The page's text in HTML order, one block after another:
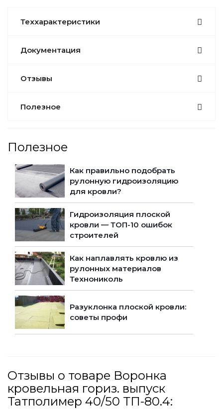
Теххарактеристики
Документация
Отзывы
Полезное
Полезное
Как правильно подобрать
рулонную гидроизоляцию
для кровли?
Гидроизоляция плоской
кровли — ТОП-10 ошибок
строителей
Как наплавлять кровлю из
рулонных материалов
Технониколь
Разуклонка плоской кровли:
советы профи
Отзывы о товаре Воронка
кровельная гориз. выпуск
Татполимер 40/50 ТП-80.4: